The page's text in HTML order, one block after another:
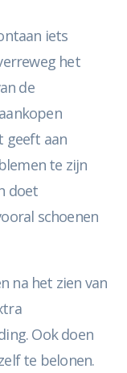
iets
het
de
geeft aan
te zijn
doet
schoenen
na het zien van
Ook doen
te belonen.